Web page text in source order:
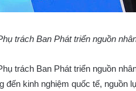
trách Ban Phát triển nguồn
trách Ban Phát triển nguồn
đến kinh nghiệm quốc tế, nguồn